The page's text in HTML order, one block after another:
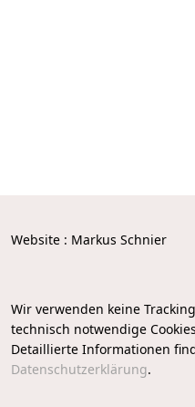
Website : Markus Schnier
Wir verwenden keine
technisch notwendige
Detaillierte Informationen
Datenschutzerklärung.